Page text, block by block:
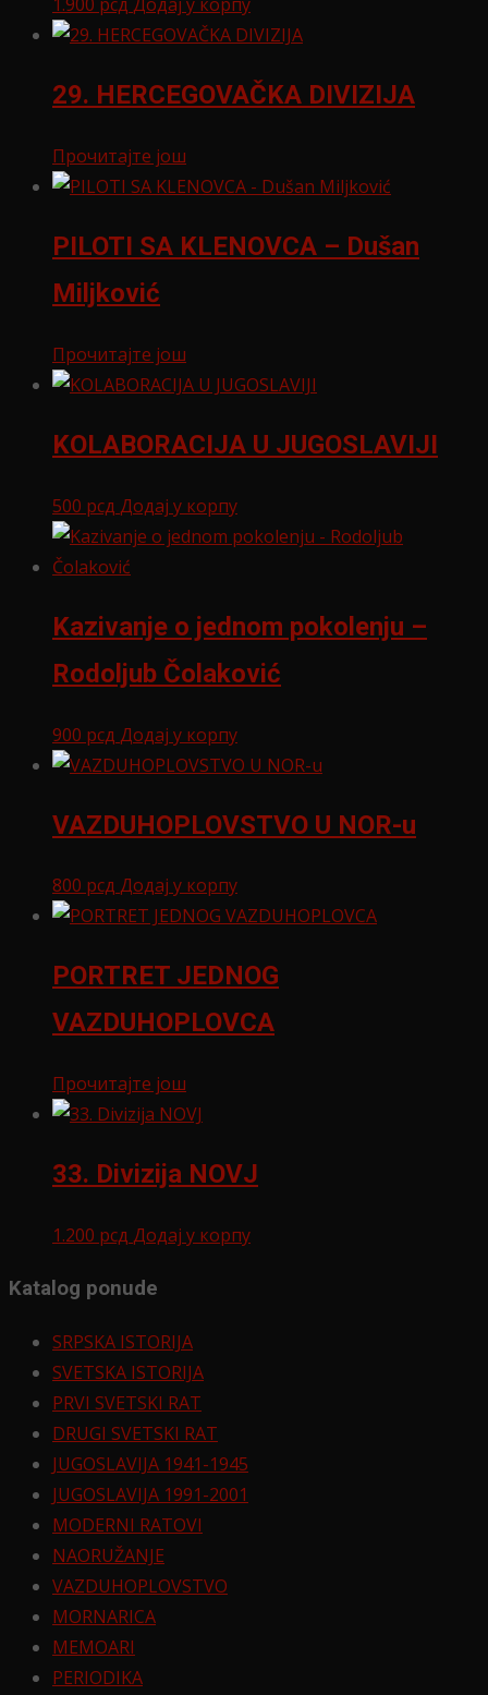
29. HERCEGOVAČKA DIVIZIJA
Прочитајте још
PILOTI SA KLENOVCA – Dušan
Miljković
Прочитајте још
KOLABORACIJA U JUGOSLAVIJI
500 рсд Додај у корпу
Kazivanje o jednom pokolenju –
Rodoljub Čolaković
900 рсд Додај у корпу
VAZDUHOPLOVSTVO U NOR-u
800 рсд Додај у корпу
PORTRET JEDNOG
VAZDUHOPLOVCA
Прочитајте још
33. Divizija NOVJ
1.200 рсд Додај у корпу
Katalog ponude
SRPSKA ISTORIJA
SVETSKA ISTORIJA
PRVI SVETSKI RAT
DRUGI SVETSKI RAT
JUGOSLAVIJA 1941-1945
JUGOSLAVIJA 1991-2001
MODERNI RATOVI
NAORUŽANJE
VAZDUHOPLOVSTVO
MORNARICA
MEMOARI
PERIODIKA